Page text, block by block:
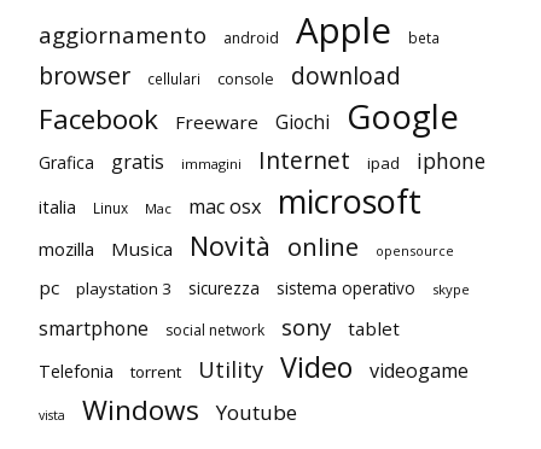
aggiornamento android Apple beta
browser cellulari console download
Facebook Freeware Giochi Google
Grafica gratis immagini Internet ipad iphone
italia Linux Mac mac osx microsoft
mozilla Musica Novità online opensource
pc playstation 3 sicurezza sistema operativo skype
smartphone social network sony tablet
Telefonia torrent Utility Video videogame
vista Windows Youtube